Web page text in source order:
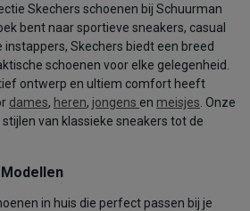
Skechers schoenen bij Schuurman
bent naar sportieve sneakers, casual
Skechers biedt een breed
schoenen voor elke gelegenheid.
ontwerp en ultiem comfort heeft
dames, heren, jongens en meisjes . Onze
van klassieke sneakers tot de
in huis die perfect passen bij je